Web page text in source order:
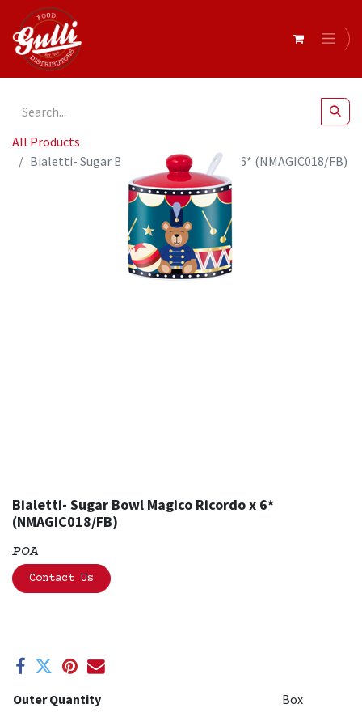
All Products
Bialetti- Sugar Bowl Magico Ricordo x 6* (NMAGIC018/FB)
Bialetti- Sugar Bowl Magico Ricordo x 6*
(NMAGIC018/FB)
POA
Contact Us
Outer Quantity Box